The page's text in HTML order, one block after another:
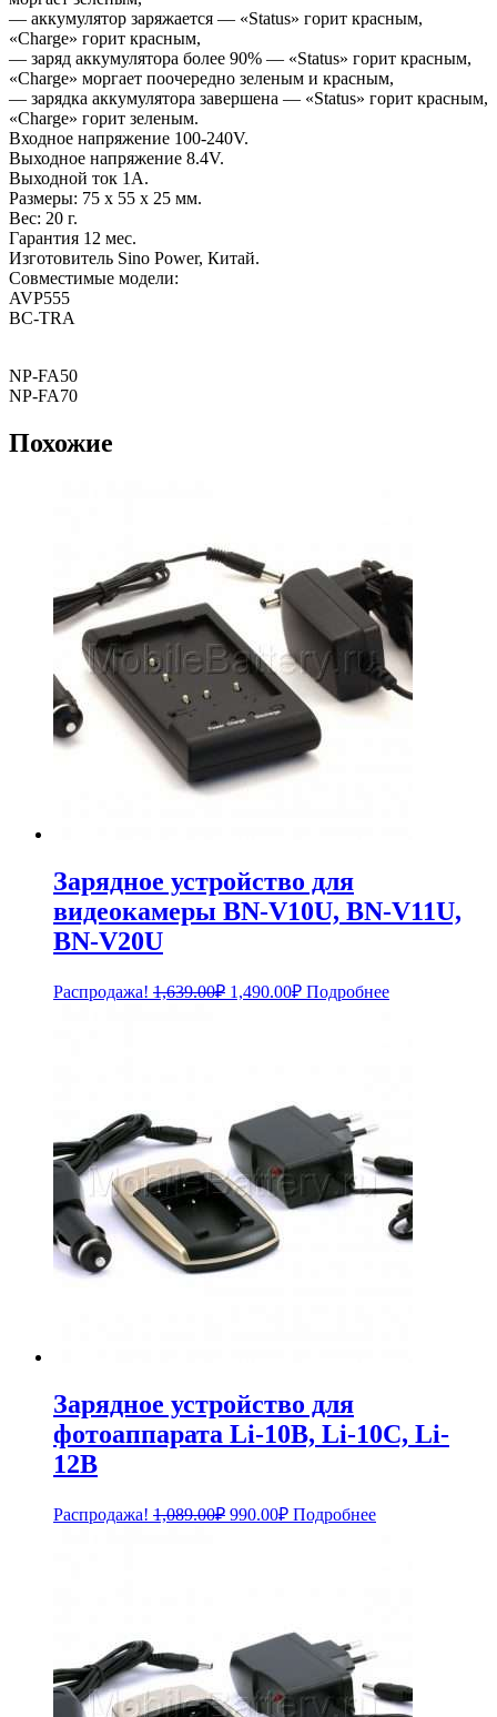
— аккумулятор заряжается — «Status» горит красным,
«Charge» горит красным,
— заряд аккумулятора более 90% — «Status» горит красным,
«Charge» моргает поочередно зеленым и красным,
— зарядка аккумулятора завершена — «Status» горит красным,
«Charge» горит зеленым.
Входное напряжение 100-240V.
Выходное напряжение 8.4V.
Выходной ток 1А.
Размеры: 75 x 55 x 25 мм.
Вес: 20 г.
Гарантия 12 мес.
Изготовитель Sino Power, Китай.
Совместимые модели:
AVP555
BC-TRA
NP-FA50
NP-FA70
Похожие
Зарядное устройство для
видеокамеры BN-V10U, BN-V11U,
BN-V20U
Распродажа! 1,639.00₽ Первоначальная
1,490.00₽Текущая
цена:
Подробнее
Зарядное устройство для
фотоаппарата Li-10B, Li-10C, Li-
12B
Распродажа! 1,089.00₽ Первоначальная
990.00₽Текущая
цена:
Подробнее